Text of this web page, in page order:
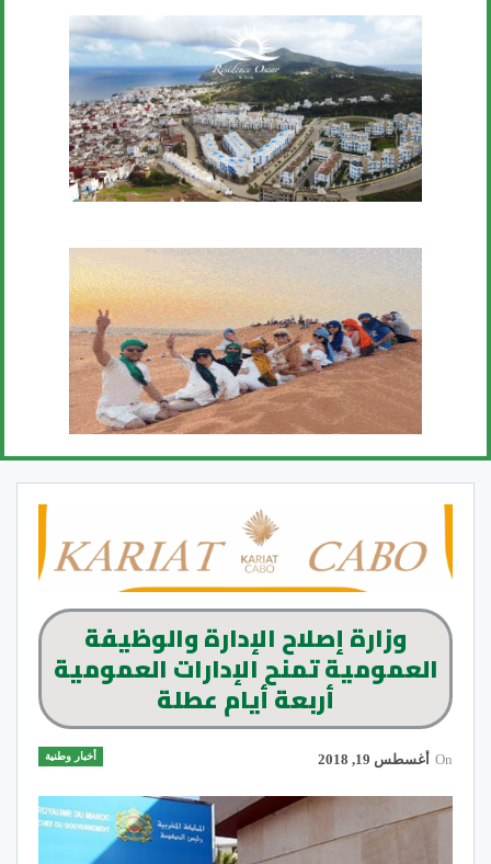
وزارة إصلاح الإدارة والوظيفة
العمومية تمنح الإدارات العمومية
أربعة أيام عطلة
أخبار وطنية On أغسطس 19, 2018